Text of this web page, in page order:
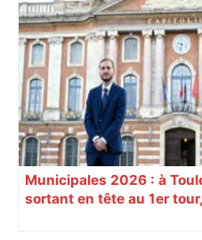
Municipales 2026 : à
sortant en tête au 1er